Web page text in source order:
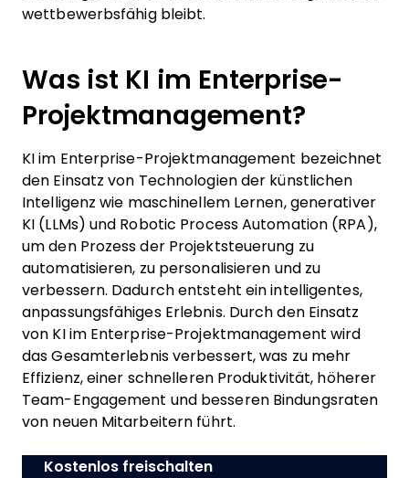
wettbewerbsfähig bleibt.
Was ist KI im Enterprise-
Projektmanagement?
KI im Enterprise-Projektmanagement bezeichnet
den Einsatz von Technologien der künstlichen
Intelligenz wie maschinellem Lernen, generativer
KI (LLMs) und Robotic Process Automation (RPA),
um den Prozess der Projektsteuerung zu
automatisieren, zu personalisieren und zu
verbessern. Dadurch entsteht ein intelligentes,
anpassungsfähiges Erlebnis. Durch den Einsatz
von KI im Enterprise-Projektmanagement wird
das Gesamterlebnis verbessert, was zu mehr
Effizienz, einer schnelleren Produktivität, höherer
Team-Engagement und besseren Bindungsraten
von neuen Mitarbeitern führt.
Kostenlos freischalten